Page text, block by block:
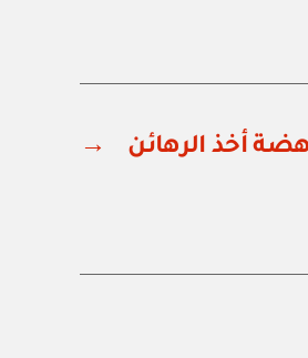
→ أخذ الرهائن